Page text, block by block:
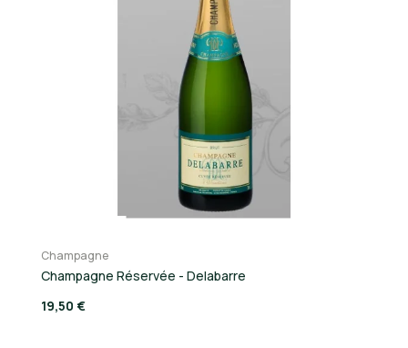
Champagne
Champagne Réservée - Delabarre
19,50 €